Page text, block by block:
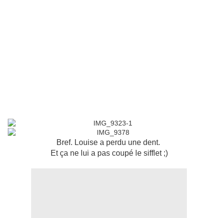
Bref. Louise a perdu une dent.
Et ça ne lui a pas coupé le sifflet ;)